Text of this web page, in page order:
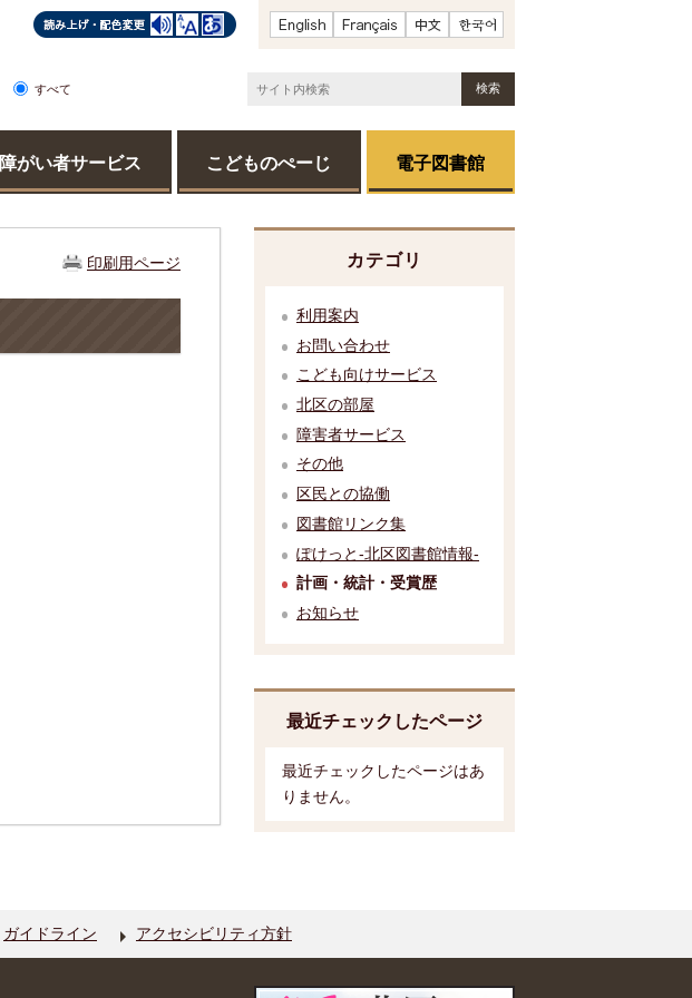
すべて
障がい者サービス こどものぺーじ 電子図書館
印刷用ページ カテゴリ
利用案内
お問い合わせ
こども向けサービス
北区の部屋
障害者サービス
その他
区民との協働
図書館リンク集
ぽけっと-北区図書館情報-
計画・統計・受賞歴
お知らせ
最近チェックしたページ
最近チェックしたページはあ
りません。
ガイドライン アクセシビリティ方針